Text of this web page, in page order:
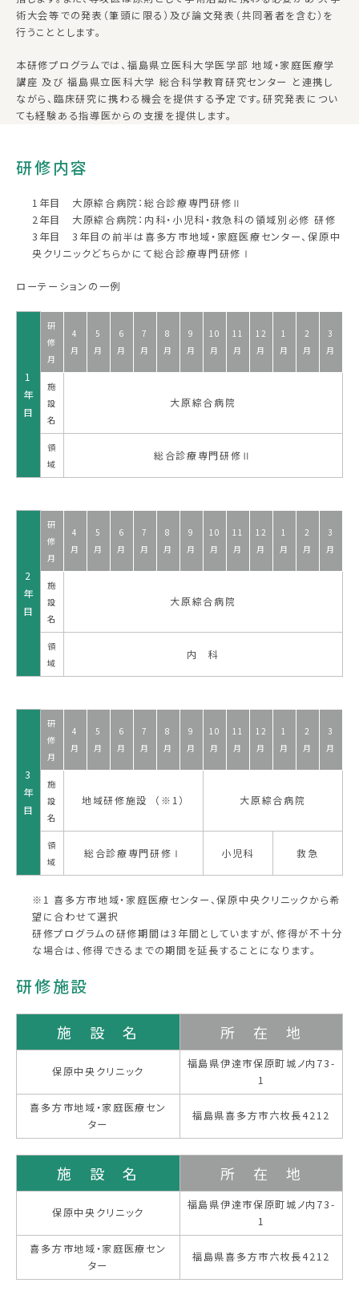
術大会等での発表（筆頭に限る）及び論文発表（共同著者を含む）を
行うこととします。
本研修プログラムでは、福島県立医科大学医学部 地域・家庭医療学
講座 及び 福島県立医科大学 総合科学教育研究センター と連携し
ながら、臨床研究に携わる機会を提供する予定です。研究発表につい
ても経験ある指導医からの支援を提供します。
研修内容
1年目 大原綜合病院：総合診療専門研修Ⅱ
2年目 大原綜合病院：内科・小児科・救急科の領域別必修 研修
3年目 3年目の前半は喜多方市地域・家庭医療センター、保原中
央クリニックどちらかにて総合診療専門研修Ⅰ
ローテーションの一例
1
年
目
研
修
月
4
月
5
月
6
月
7
月
8
月
9
月
10
月
11
月
12
月
1
月
2
月
3
月
施
設
名
大原綜合病院
領
域
総合診療専門研修Ⅱ
2
年
目
研
修
月
4
月
5
月
6
月
7
月
8
月
9
月
10
月
11
月
12
月
1
月
2
月
3
月
施
設
名
大原綜合病院
領
域
内 科
3
年
目
研
修
月
4
月
5
月
6
月
7
月
8
月
9
月
10
月
11
月
12
月
1
月
2
月
3
月
施
設
名
地域研修施設 （※1） 大原綜合病院
領
域
総合診療専門研修Ⅰ 小児科 救急
※1 喜多方市地域・家庭医療センター、保原中央クリニックから希
望に合わせて選択
研修プログラムの研修期間は3年間としていますが、修得が不十分
な場合は、修得できるまでの期間を延長することになります。
研修施設
施 設 名 所 在 地
保原中央クリニック
福島県伊達市保原町城ノ内73-
1
喜多方市地域・家庭医療セン
ター
福島県喜多方市六枚長4212
施 設 名 所 在 地
保原中央クリニック
福島県伊達市保原町城ノ内73-
1
喜多方市地域・家庭医療セン
ター
福島県喜多方市六枚長4212